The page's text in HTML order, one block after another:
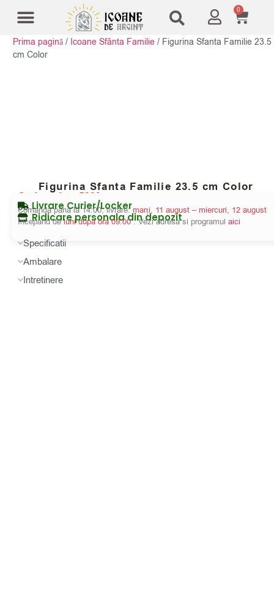
0
Prima pagină / Icoane Sfânta Familie / Figurina Sfanta Familie 23.5
cm Color
Figurina Sfanta Familie 23.5 cm Color
Cod produs: 5839
Livrare Curier/Locker
Comanda pana la 14:00, livrare:marți, 11 august – miercuri, 12 august
Ridicare personala din depozit
Incepand deluni dupa ora 09:00. Vezi adresa si programul aici
Specificatii
Ambalare
Intretinere